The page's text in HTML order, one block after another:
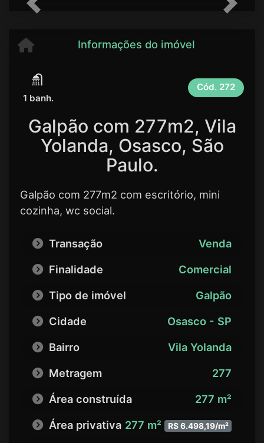
Previous Next
Informações do imóvel
1 banh.
Cód. 272
Galpão com 277m2, Vila
Yolanda, Osasco, São
Paulo.
Galpão com 277m2 com escritório, mini
cozinha, wc social.
Transação
Venda
Finalidade
Comercial
Tipo de imóvel
Galpão
Cidade
Osasco - SP
Bairro
Vila Yolanda
Metragem
277
Área construída
277 m²
Área privativa 277 m² R$ 6.498,19/m²